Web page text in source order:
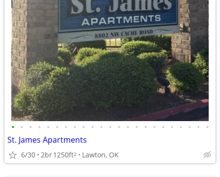
• • • • • • • • • • • • • • • • • • • • • • •
St. James Apartments
6/30 2br1250ft2 Lawton, OK